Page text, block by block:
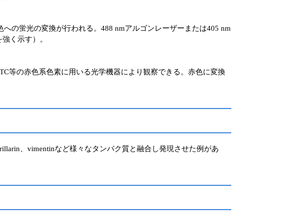
の蛍光の変換が行われる。488 nmアルゴンレーザーまたは405 nm
く示す）。
等の赤色系色素に用いる光学機器により観察できる。赤色に変換
、vimentinなど様々なタンパク質と融合し発現させた例があ